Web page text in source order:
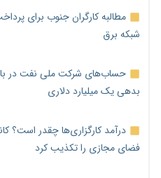
مطالبه کارگران جنوب برای
شبکه برق
حساب‌های شرکت ملی نفت در
بدهی یک میلیارد دلاری
درآمد کارگزاری‌ها چقدر است؟
فضای مجازی را تکذیب کرد